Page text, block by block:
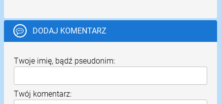
DODAJ KOMENTARZ
Twoje imię, bądź pseudonim:
Twój komentarz: